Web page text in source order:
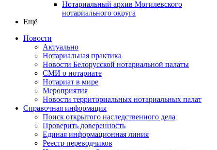
Нотариальный архив Могилевского
нотариального округа
Ещё
Новости
Актуально
Нотариальная практика
Новости Белорусской нотариальной палаты
СМИ о нотариате
Нотариат в мире
Мероприятия
Новости территориальных нотариальных палат
Справочная информация
Поиск открытого наследственного дела
Проверить доверенность
Единая информационная линия
Реестр переводчиков